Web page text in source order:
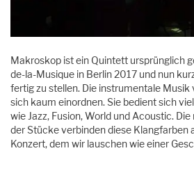
Makroskop ist ein Quintett ursprünglich
de-la-Musique in Berlin 2017 und nun
fertig zu stellen. Die instrumentale
sich kaum einordnen. Sie bedient sich
wie Jazz, Fusion, World und Acoustic.
der Stücke verbinden diese Klangfarben
Konzert, dem wir lauschen wie einer